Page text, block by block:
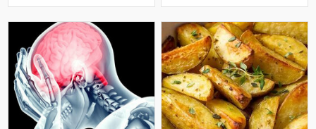
zərərçəkən Səhiyyə Nazirliyi
Akademik M.A.Topçubaşov adına
Elmi Cərrahiyy
maddələrdir. -a istinadən bildirir ki